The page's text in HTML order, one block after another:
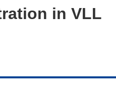
in VLL